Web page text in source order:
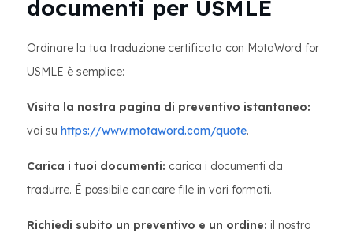
documenti per USMLE
Ordinare la tua traduzione certificata con MotaWord for
USMLE è semplice:
Visita la nostra pagina di preventivo istantaneo:
vai su https://www.motaword.com/quote.
Carica i tuoi documenti: carica i documenti da
tradurre. È possibile caricare file in vari formati.
Richiedi subito un preventivo e un ordine: il nostro